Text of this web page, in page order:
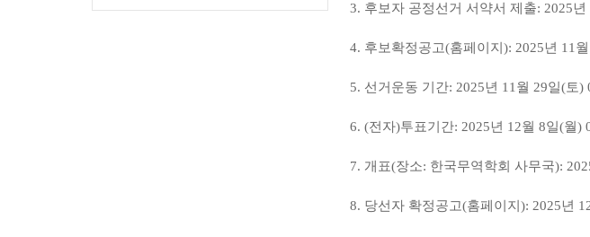
3. 후보자 공정선거 서약서 제출: 2025년
4. 후보확정공고(홈페이지 ): 2025년 11 월
5. 선거운동 기간: 2025년 11 월 29일(토)
6. (전자)투표기간: 2025년 12월 8일(월)
7. 개표(장소: 한국무역학회 사무국):
8. 당선자 확정공고(홈페이지 ): 2025년